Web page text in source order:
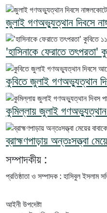
জুলাই গণঅভ্যুত্থান দিবসে
'হাসিনাকে ফেরাতে তৎপরতা'
কুবিতে জুলাই গণঅভ্যুত্থান
কুমিল্লায় জুলাই গণঅভ্যুত্থান
ব্রাহ্মণপাড়ায় অন্তঃসত্ত্বা
সম্পাদকীয় :
প্রতিষ্ঠাতা ও সম্পাদক : হাসিবুল ইসলাম
আইনী উপদেষ্টা